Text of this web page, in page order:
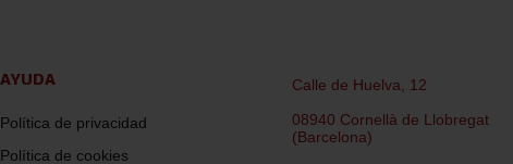
AYUDA
Política de privacidad
Política de cookies
Calle de Huelva, 12
08940 Cornellà de Llobregat
(Barcelona)